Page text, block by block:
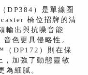
）是單線圈
橋位招牌的清
輸出與抗噪音能
色更具侵略性。
DP172）則在保
，加強了動態靈敏
為細膩。